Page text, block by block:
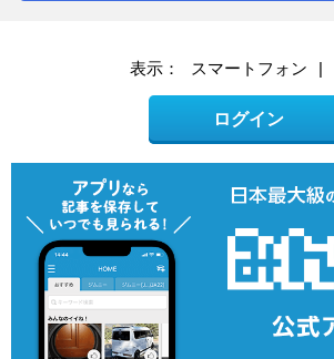
表示： スマートフォン |
ログイン